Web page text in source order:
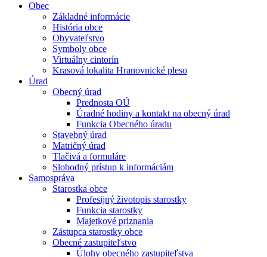
Obec
Základné informácie
História obce
Obyvateľstvo
Symboly obce
Virtuálny cintorín
Krasová lokalita Hranovnické pleso
Úrad
Obecný úrad
Prednosta OÚ
Úradné hodiny a kontakt na obecný úrad
Funkcia Obecného úradu
Stavebný úrad
Matričný úrad
Tlačivá a formuláre
Slobodný prístup k informáciám
Samospráva
Starostka obce
Profesijný životopis starostky
Funkcia starostky
Majetkové priznania
Zástupca starostky obce
Obecné zastupiteľstvo
Úlohy obecného zastupiteľstva